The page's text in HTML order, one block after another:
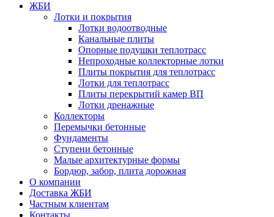
ЖБИ
Лотки и покрытия
Лотки водоотводные
Канальные плиты
Опорные подушки теплотрасс
Непроходные коллекторные лотки
Плиты покрытия для теплотрасс
Лотки для теплотрасс
Плиты перекрытий камер ВП
Лотки дренажные
Коллекторы
Перемычки бетонные
Фундаменты
Ступени бетонные
Малые архитектурные формы
Бордюр, забор, плита дорожная
О компании
Доставка ЖБИ
Частным клиентам
Контакты